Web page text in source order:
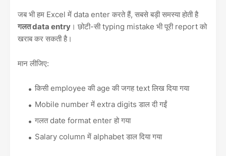
जब भी हम Excel में data enter करते हैं, सबसे बड़ी समस्या होती है
गलत data entry । छोटी-सी typing mistake भी पूरी report को
खराब कर सकती है।
मान लीजिए:
किसी employee की age की जगह text लिख दिया गया
Mobile number में extra digits डाल दी गईं
गलत date format enter हो गया
Salary column में alphabet डाल दिया गया